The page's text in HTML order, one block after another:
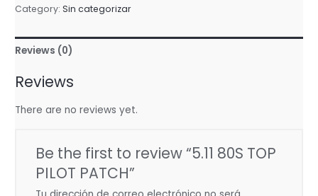
Category:Sin categorizar
Reviews (0)
Reviews
There are no reviews yet.
Be the first to review “5.11 80S TOP
PILOT PATCH”